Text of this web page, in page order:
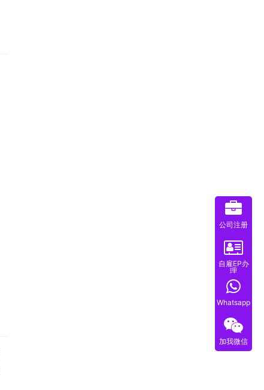
公司注册
自雇EP办
理
Whatsapp
加我微信